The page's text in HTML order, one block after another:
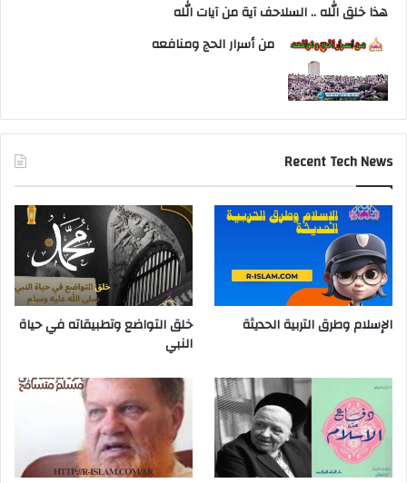
هذا خلق الله .. السلاحف آية من آيات الله
من أسرار الحج ومنافعه
Recent Tech News
الإسلام وطرق التربية الحديثة
خلق التواضع وتطبيقاته في حياة
النبي